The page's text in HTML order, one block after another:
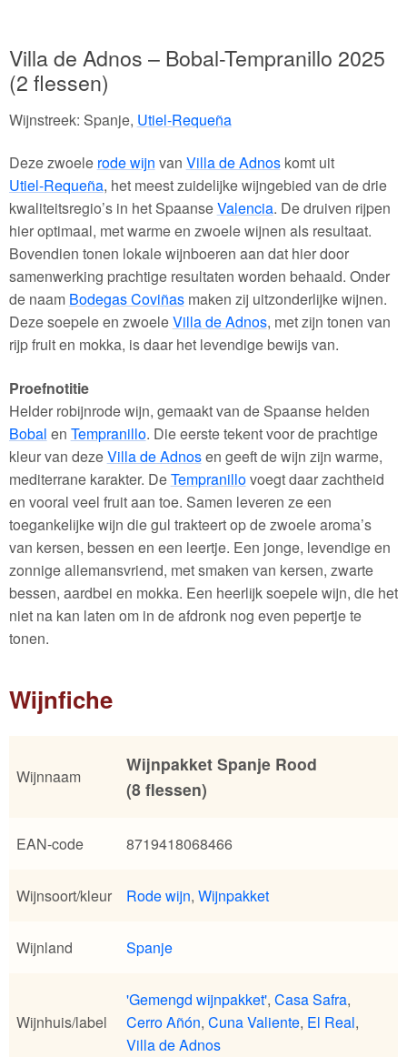
Villa de Adnos – Bobal-Tempranillo 2025
(2 flessen)
Wijnstreek: Spanje, Utiel-Requeña
Deze zwoele rode wijn van Villa de Adnoskomt uit
Utiel-Requeña, het meest zuidelijke wijngebied van de drie
kwaliteitsregio’s in het SpaanseValencia. De druiven rijpen
hier optimaal, met warme en zwoele wijnen als resultaat.
Bovendien tonen lokale wijnboeren aan dat hier door
samenwerking prachtige resultaten worden behaald. Onder
de naam Bodegas Coviñasmaken zij uitzonderlijke wijnen.
Deze soepele en zwoeleVilla de Adnos, met zijn tonen van
rijp fruit en mokka, is daar het levendige bewijs van.
Proefnotitie
Helder robijnrode wijn, gemaakt van de Spaanse helden
Bobal en Tempranillo. Die eerste tekent voor de prachtige
kleur van dezeVilla de Adnosen geeft de wijn zijn warme,
mediterrane karakter. DeTempranillovoegt daar zachtheid
en vooral veel fruit aan toe. Samen leveren ze een
toegankelijke wijn die gul trakteert op de zwoele aroma’s
van kersen, bessen en een leertje. Een jonge, levendige en
zonnige allemansvriend, met smaken van kersen, zwarte
bessen, aardbei en mokka. Een heerlijk soepele wijn, die het
niet na kan laten om in de afdronk nog even pepertje te
tonen.
Wijnfiche
Wijnnaam
Wijnpakket Spanje Rood
(8 flessen)
EAN-code 8719418068466
Wijnsoort/kleur Rode wijn, Wijnpakket
Wijnland Spanje
Wijnhuis/label
'Gemengd wijnpakket', Casa Safra,
Cerro Añón, Cuna Valiente, El Real,
Villa de Adnos